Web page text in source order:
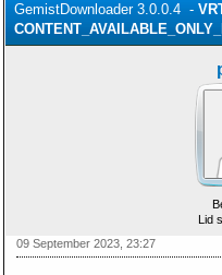
GemistDownloader 3.0.0.4 -
Lid
09 September 2023, 23:27